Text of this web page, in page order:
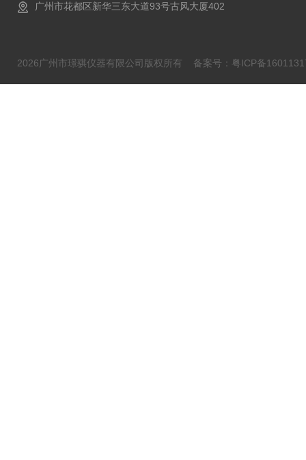
广州市花都区新华三东大道93号古风大厦402
2026广州市璟骐仪器有限公司版权所有 备案号：粤ICP备